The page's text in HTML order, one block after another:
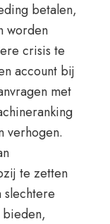
betalen,
worden
crisis te
account bij
met
verhogen.
te zetten
slechtere